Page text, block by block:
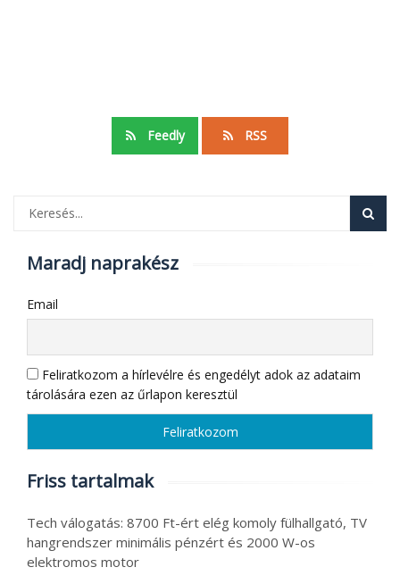
Feedly RSS
Maradj naprakész
Email
Feliratkozom a hírlevélre és engedélyt adok az adataim
tárolására ezen az űrlapon keresztül
Friss tartalmak
Tech válogatás: 8700 Ft-ért elég komoly fülhallgató, TV
hangrendszer minimális pénzért és 2000 W-os
elektromos motor